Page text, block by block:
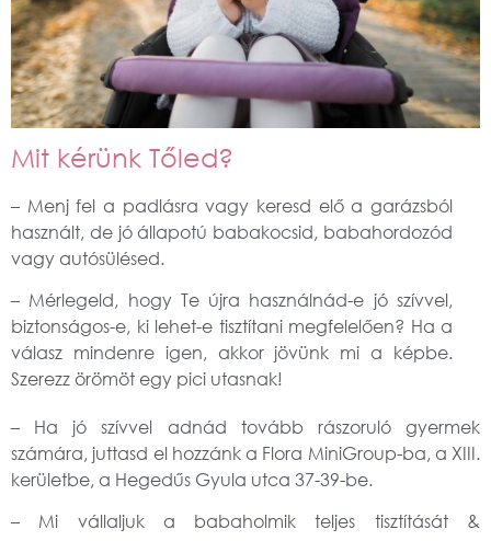
Mit kérünk Tőled?
– Menj fel a padlásra vagy keresd elő a garázsból
használt, de jó állapotú babakocsid, babahordozód
vagy autósülésed.
– Mérlegeld, hogy Te újra használnád-e jó szívvel,
biztonságos-e, ki lehet-e tisztítani megfelelően? Ha a
válasz mindenre igen, akkor jövünk mi a képbe.
Szerezz örömöt egy pici utasnak!
– Ha jó szívvel adnád tovább rászoruló gyermek
számára, juttasd el hozzánk a Flora MiniGroup-ba, a XIII.
kerületbe, a Hegedűs Gyula utca 37-39-be.
– Mi vállaljuk a babaholmik teljes tisztítását &